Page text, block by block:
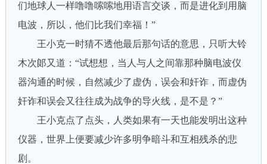
们地球人一样噜噜嗦嗦地用语言交谈，而是进化到用脑
电波，所以，他们比我们幸福！”
王小克一时猜不透他最后那句话的意思，只听大铃
木次郞又道：“试想想，当人与人之间靠那种脑电波仪
器沟通的时候，自然减少了虚伪，误会和奸诈，而虚伪
奸诈和误会又往往成为战争的导火线，是不是？”
王小克点了点头，人类如果有一天也能发明出这种
仪器，世界上便要减少许多明争暗斗和互相残杀的悲
剧。